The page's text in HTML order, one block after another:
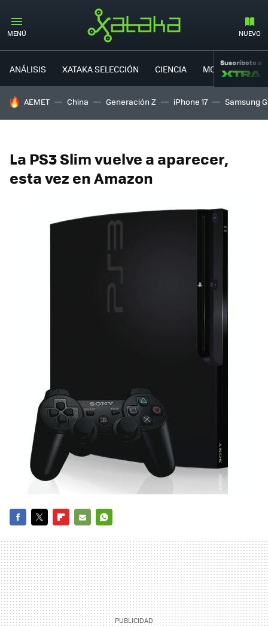
MENÚ NUEVO
ANÁLISIS XATAKA SELECCIÓN CIENCIA MOVILIDAD
Suscríbete a
HOY SE HABLA DE
AEMET China Generación Z iPhone 17 Samsung
La PS3 Slim vuelve a aparecer,
esta vez en Amazon
MAIL